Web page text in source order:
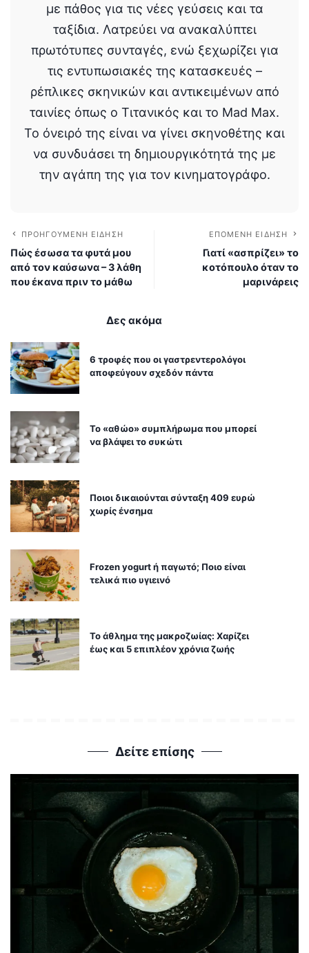
με πάθος για τις νέες γεύσεις και τα
ταξίδια. Λατρεύει να ανακαλύπτει
πρωτότυπες συνταγές, ενώ ξεχωρίζει για
τις εντυπωσιακές της κατασκευές –
ρέπλικες σκηνικών και αντικειμένων από
ταινίες όπως ο Τιτανικός και το Mad Max.
Το όνειρό της είναι να γίνει σκηνοθέτης και
να συνδυάσει τη δημιουργικότητά της με
την αγάπη της για τον κινηματογράφο.
ΠΡΟΗΓΟΎΜΕΝΗ ΕΊΔΗΣΗ
Πώς έσωσα τα φυτά μου
από τον καύσωνα – 3 λάθη
που έκανα πριν το μάθω
ΕΠΌΜΕΝΗ ΕΊΔΗΣΗ
Γιατί «ασπρίζει» το
κοτόπουλο όταν το
μαρινάρεις
Δες ακόμα
6 τροφές που οι γαστρεντερολόγοι
αποφεύγουν σχεδόν πάντα
Το «αθώο» συμπλήρωμα που μπορεί
να βλάψει το συκώτι
Ποιοι δικαιούνται σύνταξη 409 ευρώ
χωρίς ένσημα
Frozen yogurt ή παγωτό; Ποιο είναι
τελικά πιο υγιεινό
Το άθλημα της μακροζωίας: Χαρίζει
έως και 5 επιπλέον χρόνια ζωής
Δείτε επίσης